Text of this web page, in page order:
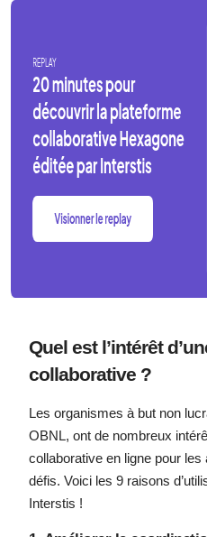
Quel est l’intérêt
collaborative ?
Les organismes à but non
OBNL, ont de nombreux
collaborative en ligne pour
défis. Voici les 9 raisons
Interstis !